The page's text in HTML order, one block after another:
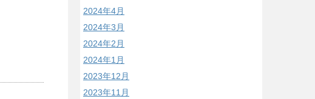
2024年4月
2024年3月
2024年2月
2024年1月
2023年12月
2023年11月